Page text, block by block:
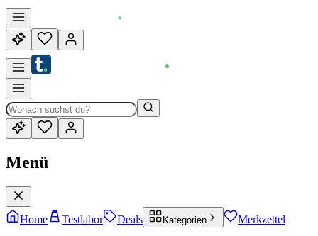
Menü
Home Testlabor Deals Kategorien Merkzettel